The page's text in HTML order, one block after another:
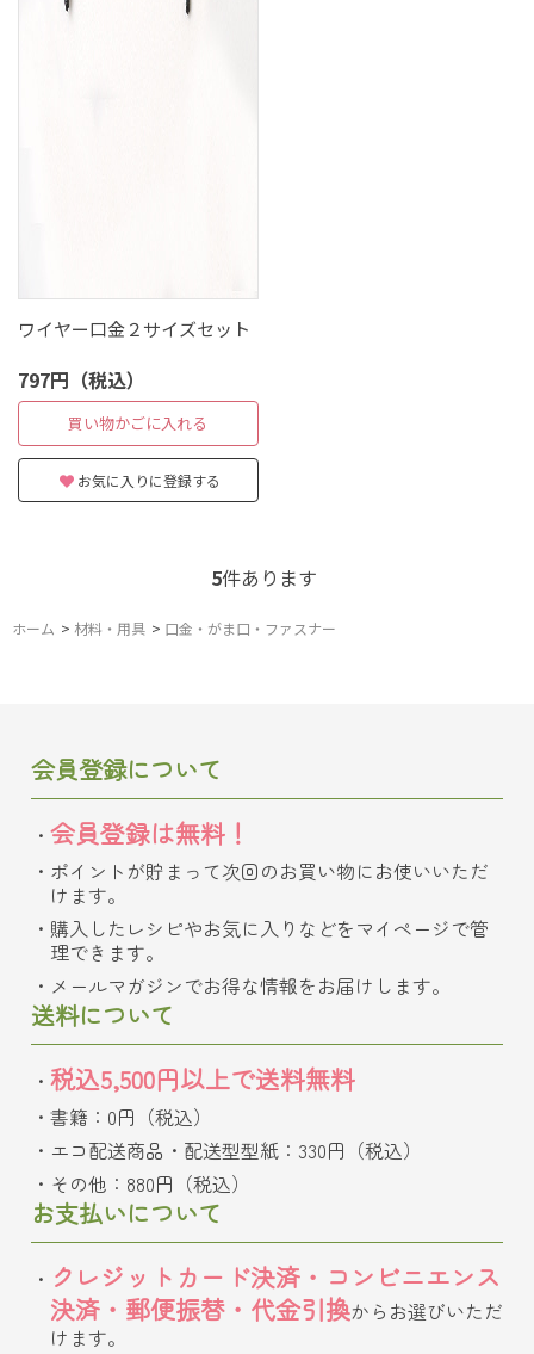
ワイヤー口金２サイズセット
797円（税込）
買い物かごに入れる
お気に入りに登録する
5件あります
ホーム > 材料・用具 > 口金・がま口・ファスナー
会員登録について
会員登録は無料！
ポイントが貯まって次回のお買い物にお使いいただ
けます。
購入したレシピやお気に入りなどをマイページで管
理できます。
メールマガジンでお得な情報をお届けします。
送料について
税込5,500円以上で送料無料
書籍：0円（税込）
エコ配送商品・配送型型紙：330円（税込）
その他：880円（税込）
お支払いについて
クレジットカード決済・コンビニエンス
決済・郵便振替・代金引換からお選びいただ
けます。